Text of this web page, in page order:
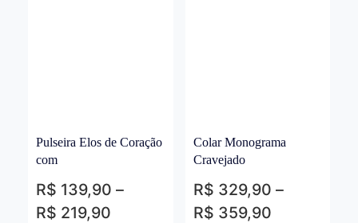
Pulseira Elos de Coração
com
R$ 139,90 –
R$ 219,90
Colar Monograma
Cravejado
R$ 329,90 –
R$ 359,90